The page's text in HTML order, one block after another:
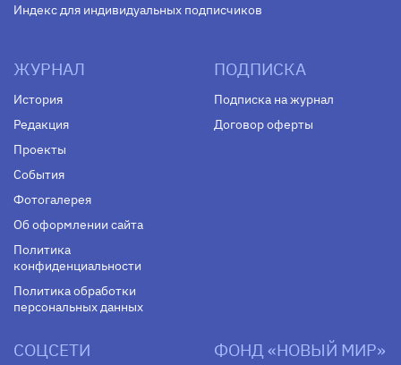
Индекс для индивидуальных подписчиков
ЖУРНАЛ
История
Редакция
Проекты
События
Фотогалерея
Об оформлении сайта
Политика
конфиденциальности
Политика обработки
персональных данных
ПОДПИСКА
Подписка на журнал
Договор оферты
СОЦСЕТИ ФОНД «НОВЫЙ МИР»